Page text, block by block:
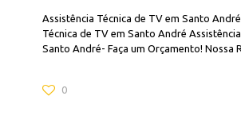
Assistência Técnica de TV em Santo
Técnica de TV em Santo André
Santo André- Faça um Orçamento! Nossa
0